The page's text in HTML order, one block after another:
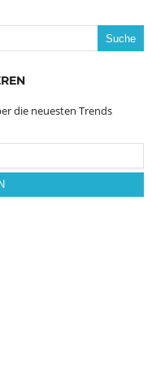
die neuesten Trends